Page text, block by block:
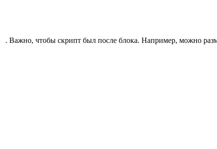
. Важно, чтобы скрипт был после блока. Например, можно